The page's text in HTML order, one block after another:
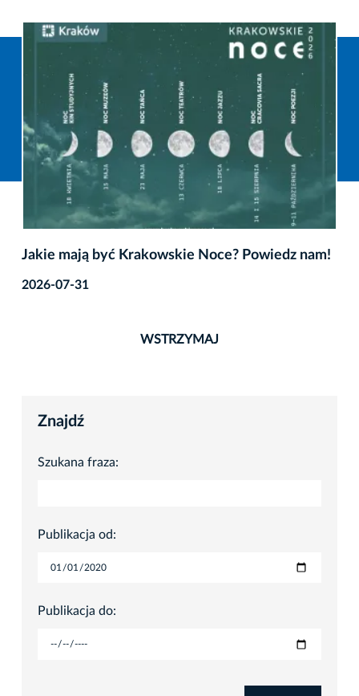
Jakie mają być Krakowskie Noce? Powiedz nam!
2026-07-31
WSTRZYMAJ
Znajdź
Szukana fraza:
Publikacja od:
Publikacja do: